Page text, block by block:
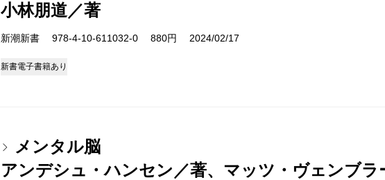
小林朋道／著
新潮新書 978-4-10-611032-0 880円 2024/02/17
新書電子書籍あり
メンタル脳
アンデシュ・ハンセン／著、マッツ・ヴェンブラ